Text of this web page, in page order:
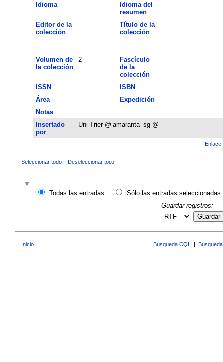
Idioma
Idioma del
resumen
Editor de la
colección
Título de la
colección
Volumen de
la colección
2
Fascículo
de la
colección
ISSN
ISBN
Área
Expedición
Notas
Insertado
por
Uni-Trier @ amaranta_sg @
Enlace
Seleccionar todo Deseleccionar todo
Todas las entradas
Sólo las entradas seleccionadas:
Guardar registros:
Guardar
Inicio Búsqueda CQL